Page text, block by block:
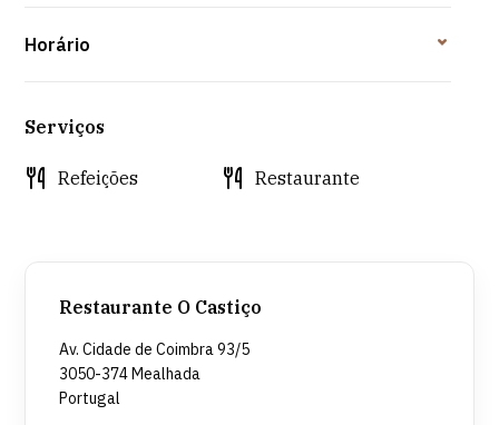
Horário
Serviços
Refeições Restaurante
Restaurante O Castiço
Av. Cidade de Coimbra 93/5
3050-374 Mealhada
Portugal